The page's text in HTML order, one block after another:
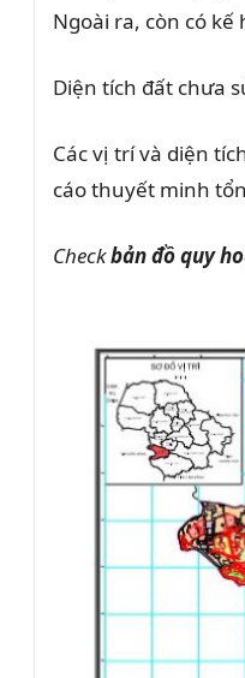
Ngoài ra, còn có
Diện tích đất chưa
Các vị trí và diện
cáo thuyết minh
Checkbản đồ quy